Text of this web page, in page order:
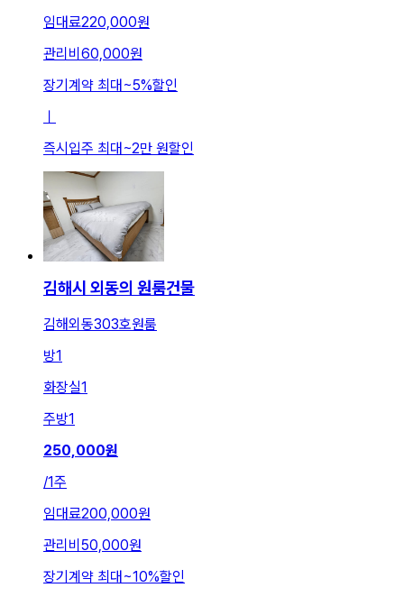
임대료220,000원
관리비 60,000원
장기계약 최대~5%할인
ㅣ
즉시입주 최대~2만 원할인
김해시 외동의 원룸건물
김해외동303호원룸
방1
화장실1
주방1
250,000원
/1주
임대료200,000원
관리비 50,000원
장기계약 최대 ~10%할인